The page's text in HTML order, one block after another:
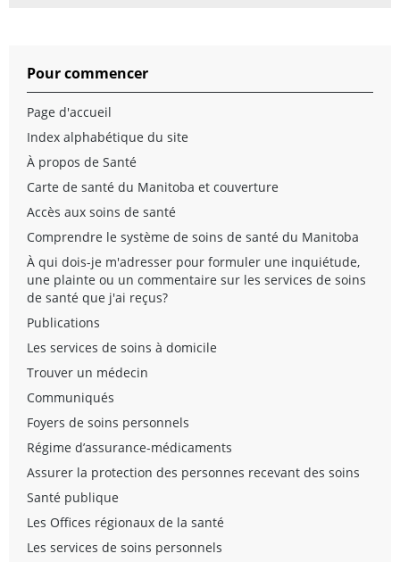
Pour commencer
Page d'accueil
Index alphabétique du site
À propos de Santé
Carte de santé du Manitoba et couverture
Accès aux soins de santé
Comprendre le système de soins de santé du Manitoba
À qui dois-je m'adresser pour formuler une inquiétude,
une plainte ou un commentaire sur les services de soins
de santé que j'ai reçus?
Publications
Les services de soins à domicile
Trouver un médecin
Communiqués
Foyers de soins personnels
Régime d’assurance-médicaments
Assurer la protection des personnes recevant des soins
Santé publique
Les Offices régionaux de la santé
Les services de soins personnels